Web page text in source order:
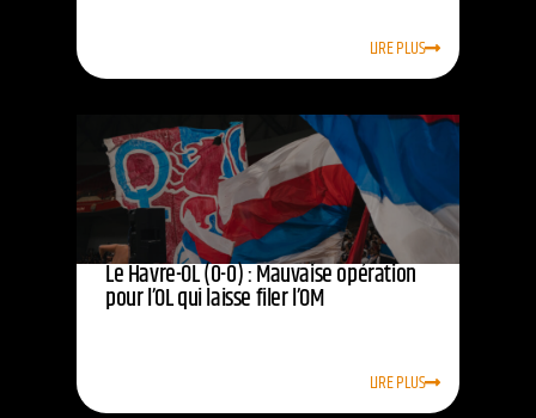
LIRE PLUS
Le Havre-OL (0-0) : Mauvaise opération
pour l’OL qui laisse filer l’OM
LIRE PLUS